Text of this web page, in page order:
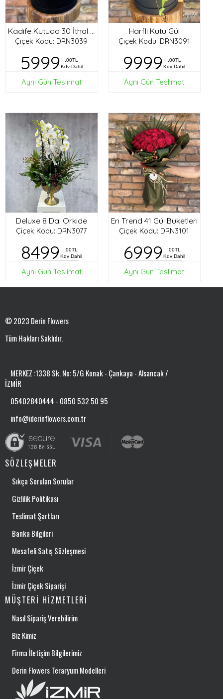
Kadife Kutuda 30 İthal Gül
Çiçek Kodu: DRN3039
5999
,00TL
Kdv Dahil
Aynı Gün Teslimat
Harfli Kutu Gül
Çiçek Kodu: DRN3091
9999
,00TL
Kdv Dahil
Aynı Gün Teslimat
Deluxe 8 Dal Orkide
Çiçek Kodu: DRN3077
8499
,00TL
Kdv Dahil
Aynı Gün Teslimat
En Trend 41 Gül Buketleri
Çiçek Kodu: DRN3101
6999
,00TL
Kdv Dahil
Aynı Gün Teslimat
© 2023 Derin Flowers
Tüm Hakları Saklıdır.
MERKEZ :1338 Sk. No: 5/G Konak - Çankaya - Alsancak /
İZMİR
05402840444 - 0850 532 50 95
info@iderinflowers.com.tr
SÖZLEŞMELER
Sıkça Sorulan Sorular
Gizlilik Politikası
Teslimat Şartları
Banka Bilgileri
Mesafeli Satış Sözleşmesi
İzmir Çiçek
İzmir Çiçek Siparişi
MÜŞTERI HIZMETLERI
Nasıl Sipariş Verebilirim
Biz Kimiz
Firma İletişim Bilgilerimiz
Derin Flowers Teraryum Modelleri